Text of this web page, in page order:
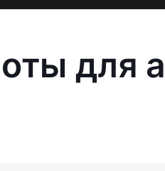
для